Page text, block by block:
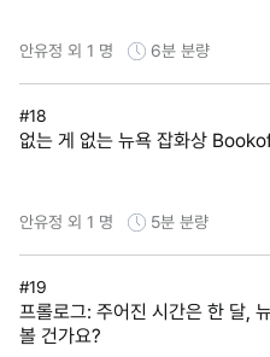
안유정 외 1 명 6분 분량
#18
없는 게 없는 뉴욕 잡화상
안유정 외 1 명 5분 분량
#19
프롤로그: 주어진 시간은 한 달,
볼 건가요?